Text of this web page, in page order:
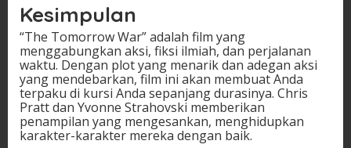
Kesimpulan
“The Tomorrow War” adalah film yang
menggabungkan aksi, fiksi ilmiah, dan perjalanan
waktu. Dengan plot yang menarik dan adegan aksi
yang mendebarkan, film ini akan membuat Anda
terpaku di kursi Anda sepanjang durasinya. Chris
Pratt dan Yvonne Strahovski memberikan
penampilan yang mengesankan, menghidupkan
karakter-karakter mereka dengan baik.